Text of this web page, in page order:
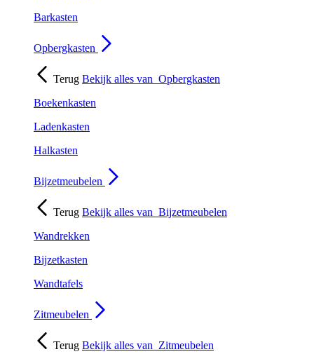
Barkasten
Opbergkasten
Terug Bekijk alles van Opbergkasten
Boekenkasten
Ladenkasten
Halkasten
Bijzetmeubelen
Terug Bekijk alles van Bijzetmeubelen
Wandrekken
Bijzetkasten
Wandtafels
Zitmeubelen
Terug Bekijk alles van Zitmeubelen